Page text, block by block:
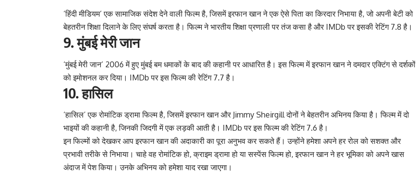
‘हिंदी मीडियम’ एक सामाजिक संदेश देने वाली फिल्म है, जिसमें इरफान खान ने एक ऐसे पिता का किरदार निभाया है, जो अपनी बेटी को
बेहतरीन शिक्षा दिलाने के लिए संघर्ष करता है। फिल्म ने भारतीय शिक्षा प्रणाली पर तंज कसा है और IMDb पर इसकी रेटिंग 7.8 है।
9. मुंबई मेरी जान
‘मुंबई मेरी जान’ 2006 में हुए मुंबई बम धमाकों के बाद की कहानी पर आधारित है। इस फिल्म में इरफान खान ने दमदार एक्टिंग से दर्शकों
को इमोशनल कर दिया। IMDb पर इस फिल्म की रेटिंग 7.7 है।
10. हासिल
‘हासिल’ एक रोमांटिक ड्रामा फिल्म है, जिसमें इरफान खान और Jimmy Sheirgill दोनों ने बेहतरीन अभिनय किया है। फिल्म में दो
भाइयों की कहानी है, जिनकी जिदगी में एक लड़की आती है। IMDb पर इस फिल्म की रेटिंग 7.6 है।
इन फिल्मों को देखकर आप इरफान खान की अदाकारी का पूरा अनुभव कर सकते हैं। उन्होंने हमेशा अपने हर रोल को सशक्त और
प्रभावी तरीके से निभाया। चाहे वह रोमांटिक हो, क्राइम ड्रामा हो या सस्पेंस फिल्म हो,इरफान खानने हर भूमिका को अपने खास
अंदाज में पेश किया। उनके अभिनय को हमेशा याद रखा जाएगा।